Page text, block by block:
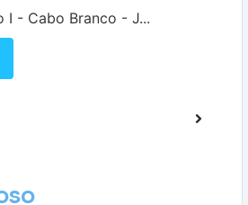
I - Cabo Branco - J...